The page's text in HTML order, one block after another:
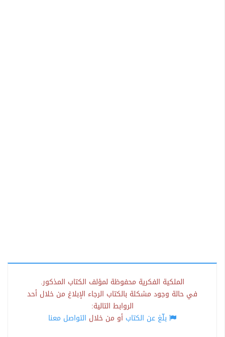
الملكية الفكرية محفوظة لمؤلف الكتاب المذكور.
في حالة وجود مشكلة بالكتاب الرجاء الإبلاغ من خلال أحد
الروابط التالية:
بلّغ عن الكتاب أو من خلال التواصل معنا